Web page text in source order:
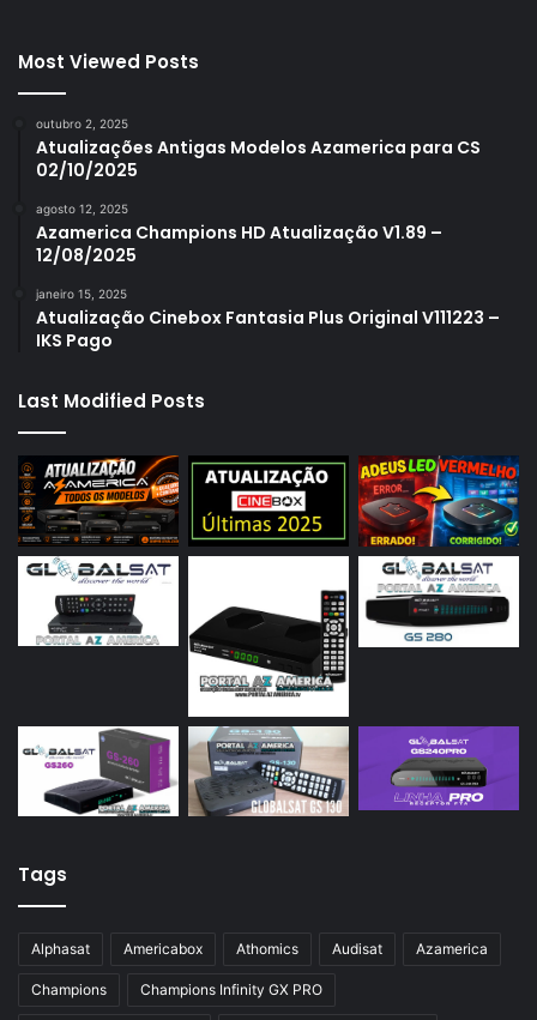
Most Viewed Posts
outubro 2, 2025
Atualizações Antigas Modelos Azamerica para CS
02/10/2025
agosto 12, 2025
Azamerica Champions HD Atualização V1.89 –
12/08/2025
janeiro 15, 2025
Atualização Cinebox Fantasia Plus Original V111223 –
IKS Pago
Last Modified Posts
Tags
Alphasat Americabox Athomics Audisat Azamerica
Champions Champions Infinity GX PRO